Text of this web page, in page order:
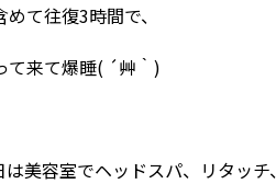
て往復3時間で、
て来て爆睡( ´艸｀)
美容室でヘッドスパ、リタッチ、